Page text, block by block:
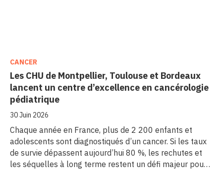
Les CHU de Montpellier, Toulouse et Bordeaux
lancent un centre d’excellence en cancérologie
pédiatrique
30 Juin 2026
CANCER
Chaque année en France, plus de 2 200 enfants et
adolescents sont diagnostiqués d’un cancer. Si les taux
de survie dépassent aujourd’hui 80 %, les rechutes et
les séquelles à long terme restent un défi majeur pour